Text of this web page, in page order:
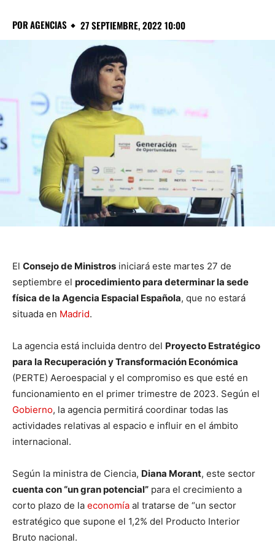
PORAGENCIAS 27 SEPTIEMBRE, 2022 10:00
El Consejo de Ministros iniciará este martes 27 de
septiembre el procedimiento para determinar la sede
física de la Agencia Espacial Española, que no estará
situada en Madrid.
La agencia está incluida dentro del Proyecto Estratégico
para la Recuperación y Transformación Económica
(PERTE) Aeroespacial y el compromiso es que esté en
funcionamiento en el primer trimestre de 2023. Según el
Gobierno, la agencia permitirá coordinar todas las
actividades relativas al espacio e influir en el ámbito
internacional.
Según la ministra de Ciencia, Diana Morant, este sector
cuenta con “un gran potencial” para el crecimiento a
corto plazo de la economía al tratarse de “un sector
estratégico que supone el 1,2% del Producto Interior
Bruto nacional.